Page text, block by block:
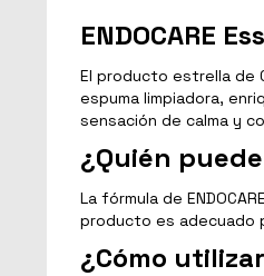
ENDOCARE
El producto estrella de
espuma limpiadora,
sensación de calma y
¿Quién
La fórmula de
producto es adecuado
¿Cómo